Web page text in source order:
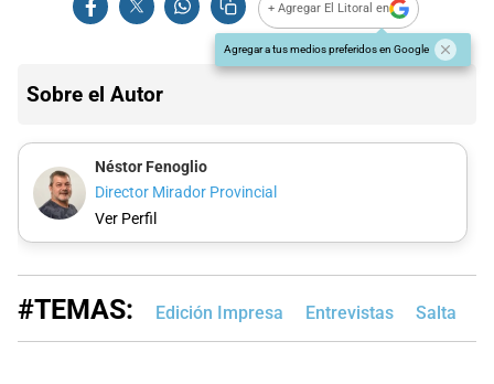
+ Agregar El Litoral en
Agregar a tus medios preferidos en Google
Sobre el Autor
Néstor Fenoglio
Director Mirador Provincial
Ver Perfil
#TEMAS: Edición Impresa Entrevistas Salta